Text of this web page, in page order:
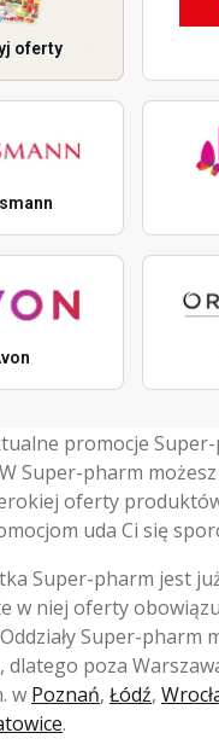
oferty
promocje
Super-pharm
oferty
uda Ci się
Super-pharm jest
w niej oferty
Oddziały Super-pharm
dlatego poza
w Poznań, Łódź,
.